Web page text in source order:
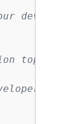
topic: